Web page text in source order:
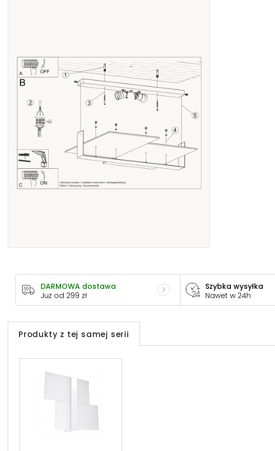
DARMOWA dostawa
Już od 299 zł
Szybka wysyłka
Nawet w 24h
Produkty z tej samej serii